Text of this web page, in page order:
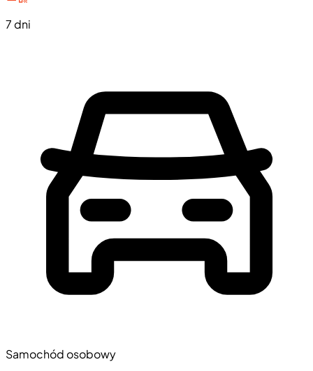
7 dni
Samochód osobowy